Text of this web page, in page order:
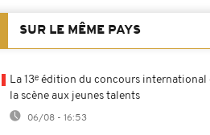
SUR LE MÊME PAYS
La 13ᵉ édition du concours
la scène aux jeunes talents
06/08 - 16:53